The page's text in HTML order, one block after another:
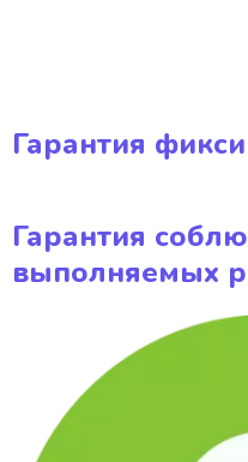
Гарантия
Гарантия
выполняемых